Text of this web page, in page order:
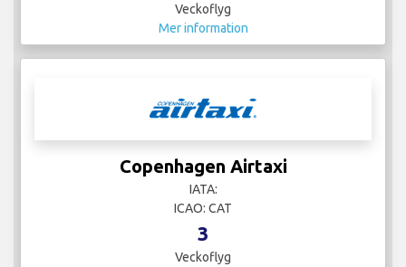
Veckoflyg
Mer information
Copenhagen Airtaxi
IATA:
ICAO: CAT
3
Veckoflyg